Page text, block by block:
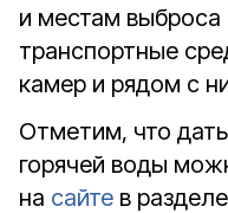
и местам выброса
транспортные
камер и рядом с
Отметим, что
горячей воды
на сайте в